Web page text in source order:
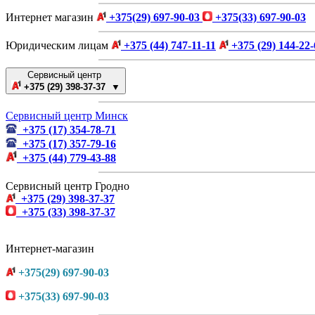
Интернет магазин +375(29) 697-90-03 +375(33) 697-90-03
Юридическим лицам +375 (44) 747-11-11 +375 (29) 144-
Сервисный центр
+375 (29) 398-37-37 ▼
Сервисный центр Минск
+375 (17) 354-78-71
+375 (17) 357-79-16
+375 (44) 779-43-88
Сервисный центр Гродно
+375 (29) 398-37-37
+375 (33) 398-37-37
Интернет-магазин
+375(29) 697-90-03
+375(33) 697-90-03